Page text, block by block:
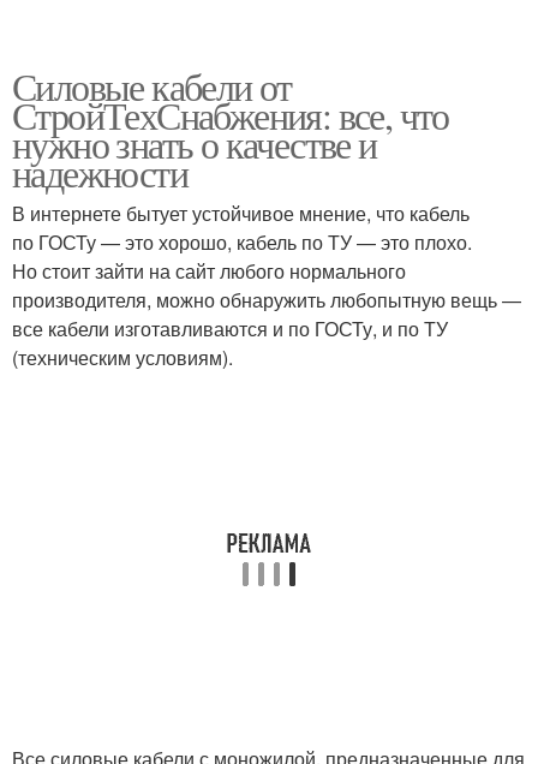
Силовые кабели от
СтройТехСнабжения: все, что
нужно знать о качестве и
надежности
В интернете бытует устойчивое мнение, что кабель
по ГОСТу — это хорошо, кабель по ТУ — это плохо.
Но стоит зайти на сайт любого нормального
производителя, можно обнаружить любопытную вещь —
все кабели изготавливаются и по ГОСТу, и по ТУ
(техническим условиям).